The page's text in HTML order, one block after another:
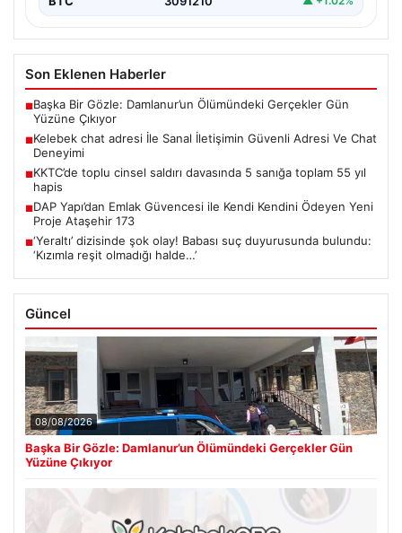
Son Eklenen Haberler
■Başka Bir Gözle: Damlanur’un Ölümündeki Gerçekler Gün
Yüzüne Çıkıyor
■Kelebek chat adresi İle Sanal İletişimin Güvenli Adresi Ve Chat
Deneyimi
■KKTC’de toplu cinsel saldırı davasında 5 sanığa toplam 55 yıl
hapis
■DAP Yapı’dan Emlak Güvencesi ile Kendi Kendini Ödeyen Yeni
Proje Ataşehir 173
■‘Yeraltı’ dizisinde şok olay! Babası suç duyurusunda bulundu:
‘Kızımla reşit olmadığı halde…’
Güncel
08/08/2026
Başka Bir Gözle: Damlanur’un Ölümündeki Gerçekler Gün
Yüzüne Çıkıyor